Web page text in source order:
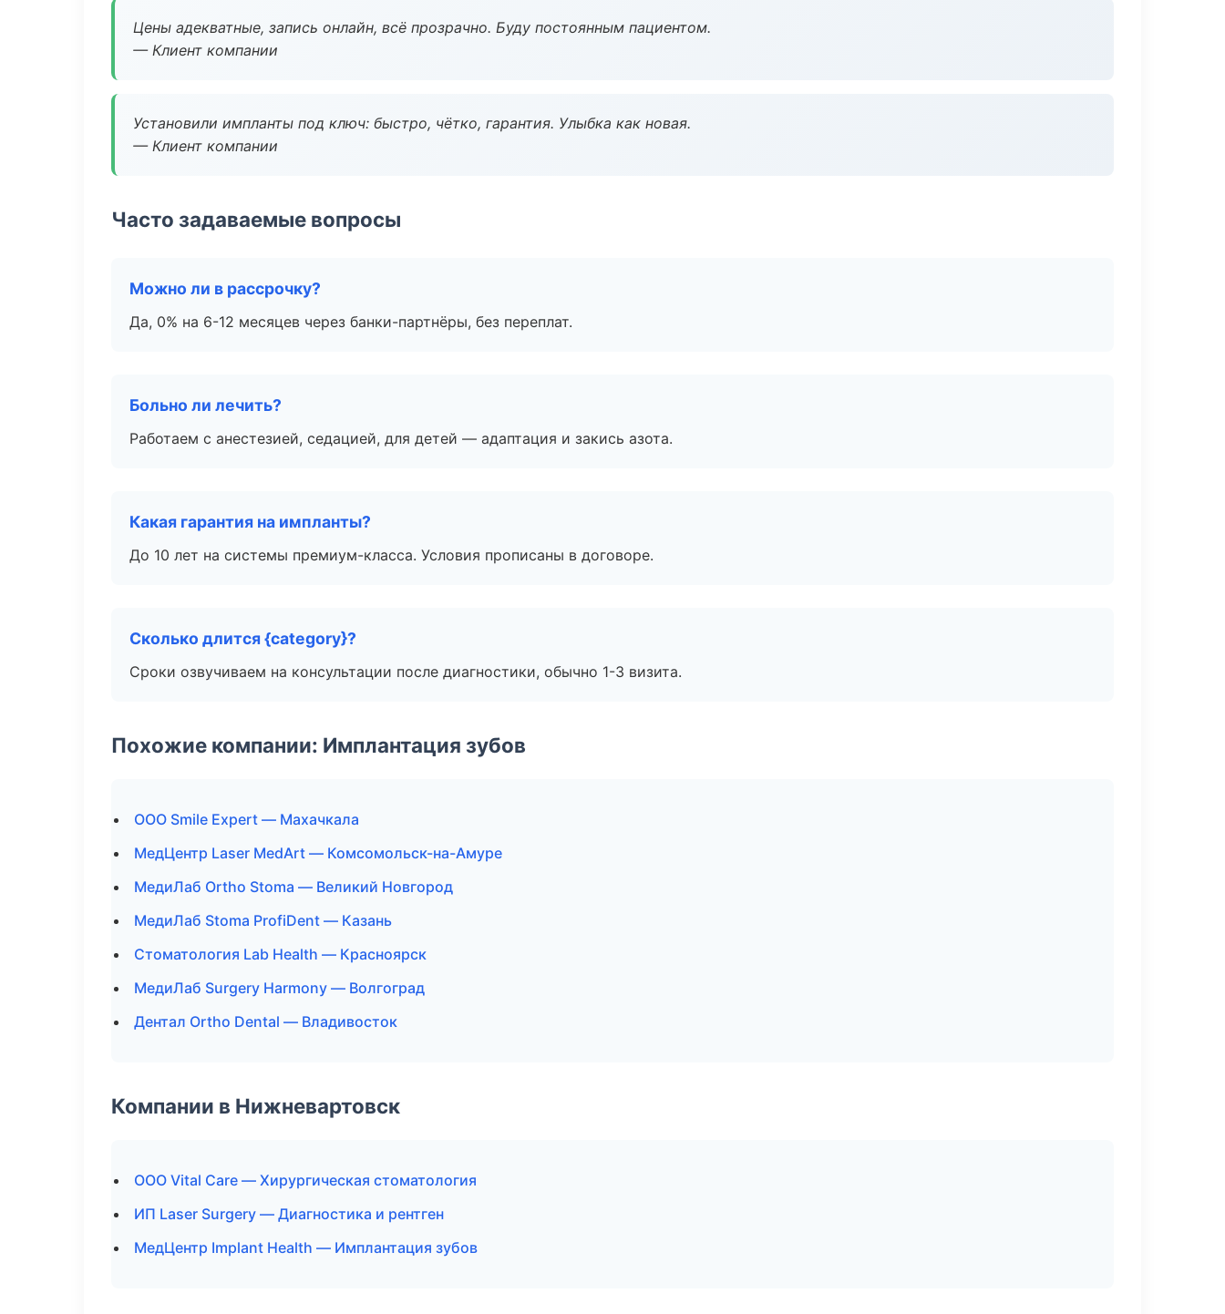
Цены адекватные, запись онлайн, всё прозрачно. Буду постоянным пациентом.
— Клиент компании
Установили импланты под ключ: быстро, чётко, гарантия. Улыбка как новая.
— Клиент компании
Часто задаваемые вопросы
Можно ли в рассрочку?
Да, 0% на 6-12 месяцев через банки-партнёры, без переплат.
Больно ли лечить?
Работаем с анестезией, седацией, для детей — адаптация и закись азота.
Какая гарантия на импланты?
До 10 лет на системы премиум-класса. Условия прописаны в договоре.
Сколько длится {category}?
Сроки озвучиваем на консультации после диагностики, обычно 1-3 визита.
Похожие компании: Имплантация зубов
ООО Smile Expert — Махачкала
МедЦентр Laser MedArt — Комсомольск-на-Амуре
МедиЛаб Ortho Stoma — Великий Новгород
МедиЛаб Stoma ProfiDent — Казань
Стоматология Lab Health — Красноярск
МедиЛаб Surgery Harmony — Волгоград
Дентал Ortho Dental — Владивосток
Компании в Нижневартовск
ООО Vital Care — Хирургическая стоматология
ИП Laser Surgery — Диагностика и рентген
МедЦентр Implant Health — Имплантация зубов